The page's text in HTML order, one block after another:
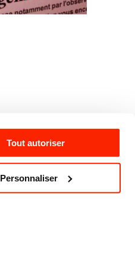
Tout autoriser
Personnaliser